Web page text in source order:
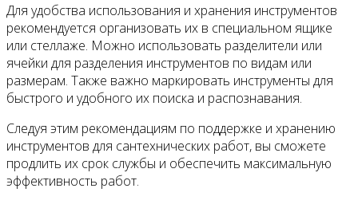
Для удобства использования и хранения инструментов
рекомендуется организовать их в специальном ящике
или стеллаже. Можно использовать разделители или
ячейки для разделения инструментов по видам или
размерам. Также важно маркировать инструменты для
быстрого и удобного их поиска и распознавания.
Следуя этим рекомендациям по поддержке и хранению
инструментов для сантехнических работ, вы сможете
продлить их срок службы и обеспечить максимальную
эффективность работ.